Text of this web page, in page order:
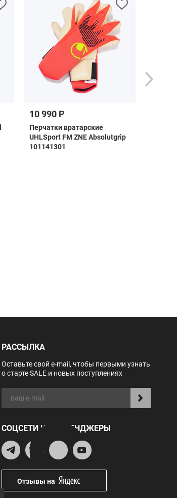
10 990 Р
Перчатки вратарские
UHLSport FM ZNE Absolutgrip
101141301
РАССЫЛКА
Оставьте свой e-mail, чтобы первыми узнать
о старте SALE и новых поступлениях
СОЦСЕТИ И МЕССЕНДЖЕРЫ
Отзывы на